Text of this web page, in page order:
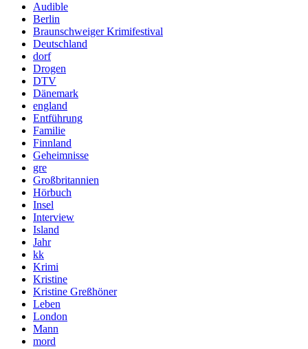
Audible
Berlin
Braunschweiger Krimifestival
Deutschland
dorf
Drogen
DTV
Dänemark
england
Entführung
Familie
Finnland
Geheimnisse
gre
Großbritannien
Hörbuch
Insel
Interview
Island
Jahr
kk
Krimi
Kristine
Kristine Greßhöner
Leben
London
Mann
mord